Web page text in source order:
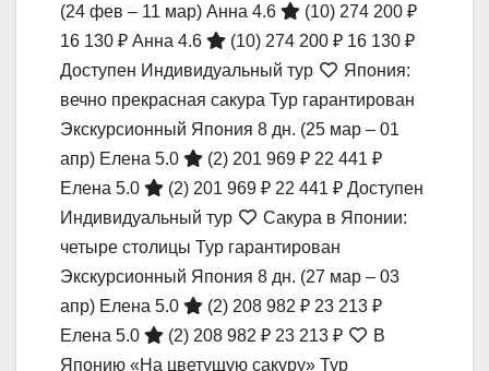
(24 фев – 11 мар) Анна 4.6 (10) 274 200 ₽
16 130 ₽ Анна 4.6 (10) 274 200 ₽ 16 130 ₽
Доступен Индивидуальный тур
Япония:
вечно прекрасная сакура Тур гарантирован
Экскурсионный Япония 8 дн. (25 мар – 01
апр) Елена 5.0 (2) 201 969 ₽ 22 441 ₽
Елена 5.0
(2) 201 969 ₽ 22 441 ₽ Доступен
Индивидуальный тур
Сакура в Японии:
четыре столицы Тур гарантирован
Экскурсионный Япония 8 дн. (27 мар – 03
апр) Елена 5.0 (2) 208 982 ₽ 23 213 ₽
Елена 5.0
(2) 208 982 ₽ 23 213 ₽
В
Японию «На цветущую сакуру» Тур